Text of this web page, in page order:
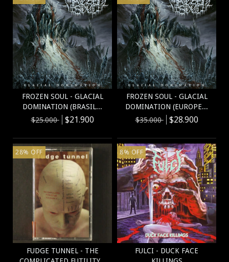
FROZEN SOUL - GLACIAL
DOMINATION (BRASIL...
$25.000 $21.900
FROZEN SOUL - GLACIAL
DOMINATION (EUROPE...
$35.000 $28.900
28% OFF
FUDGE TUNNEL - THE
8% OFF
FULCI - DUCK FACE